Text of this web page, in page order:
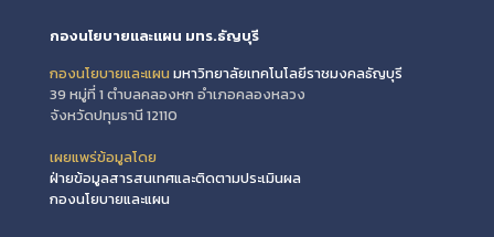
กองนโยบายและแผน มทร.ธัญบุรี
กองนโยบายและแผน มหาวิทยาลัยเทคโนโลยีราชมงคลธัญบุรี
39 หมู่ที่ 1 ตำบลคลองหก อำเภอคลองหลวง
จังหวัดปทุมธานี 12110
เผยแพร่ข้อมูลโดย
ฝ่ายข้อมูลสารสนเทศและติดตามประเมินผล
กองนโยบายและแผน